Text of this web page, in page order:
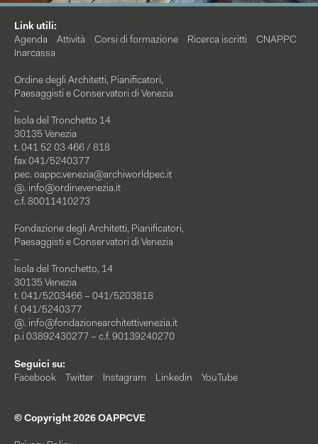
Link utili:
Agenda
Attività Corsi di formazione Ricerca iscritti
CNAPPC
Inarcassa
Ordine degli Architetti, Pianificatori,
Paesaggisti e Conservatori di Venezia
Isola del Tronchetto 14
30135 Venezia
t. 041 52 03 466 / 818
fax 041/5240377
pec. oappc.venezia@archiworldpec.it
@. info@ordinevenezia.it
c.f. 80011410273
Fondazione degli Architetti, Pianificatori,
Paesaggisti e Conservatori di Venezia
Isola del Tronchetto, 14
30135 Venezia
t. 041/5203466 – 041/5203818
f. 041/5240377
@. info@fondazionearchitettivenezia.it
p.i 03892430277 – c.f. 90139240270
Seguici su:
Facebook
Twitter Instagram Linkedin YouTube
© Copyright 2026 OAPPCVE